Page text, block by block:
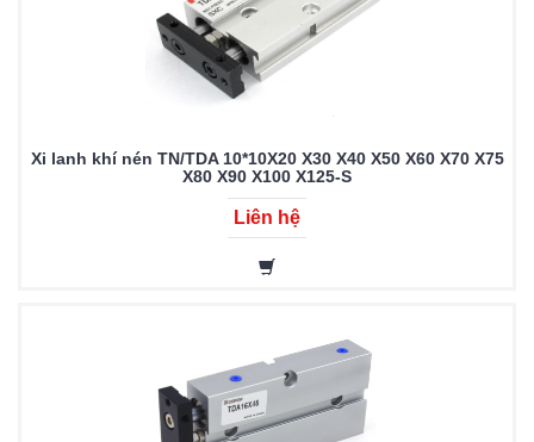
Xi lanh khí nén TN/TDA 10*10X20 X30 X40 X50 X60 X70 X75
X80 X90 X100 X125-S
Liên hệ